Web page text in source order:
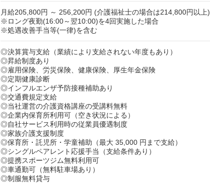
月給205,800円 ～ 256,200円 (介護福祉士の場合は214,800円以上)
※ロング夜勤(16:00～翌10:00)を4回実施した場合
※処遇改善手当等(一律)を含む
◎決算賞与支給（業績により支給されない年度もあり）
◎昇給制度あり
◎雇用保険、労災保険、健康保険、厚生年金保険
◎定期健康診断
◎インフルエンザ予防接種補助あり
◎交通費規定支給
◎当社運営の介護資格講座の受講料無料
◎企業内保育所利用可（空き状況による）
◎自社サービス利用時の従業員優遇制度
◎家族介護支援制度
◎保育所・託児所・学童補助（最大 35,000 円まで支給）
◎シングルペアレント応援手当（支給条件あり）
◎提携スポーツジム無料利用可
◎車通勤可（無料駐車場あり）
◎制服無料貸与